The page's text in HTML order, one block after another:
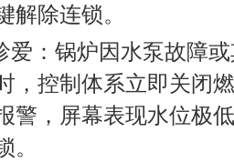
解除连锁。
：锅炉因水泵故障或
，控制体系立即关闭
警，屏幕表现水位极